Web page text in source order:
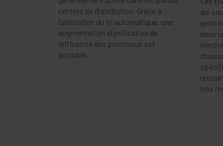
centres de distribution. Grâce à
l’utilisation du tri automatique, une
augmentation significative de
l’efficacité des processus est
possible.
qui
dans
très